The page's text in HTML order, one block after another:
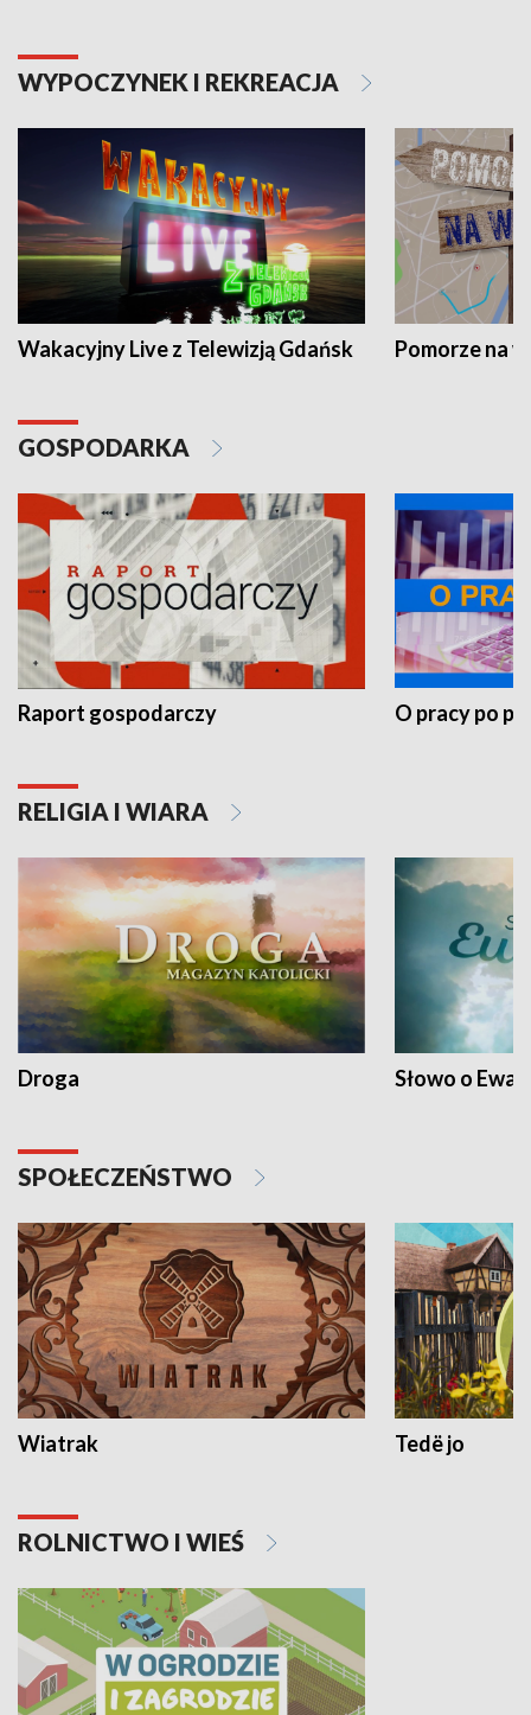
WYPOCZYNEK I REKREACJA
Wakacyjny Live z Telewizją Gdańsk Pomorze na
GOSPODARKA
Raport gospodarczy O pracy po
RELIGIA I WIARA
Droga Słowo o
SPOŁECZEŃSTWO
Wiatrak Tedë jo
ROLNICTWO I WIEŚ